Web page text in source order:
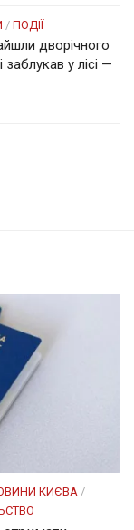
/ ПОДІЇ
дворічного
у лісі —
КИЄВА /